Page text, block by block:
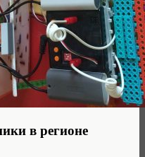
в регионе